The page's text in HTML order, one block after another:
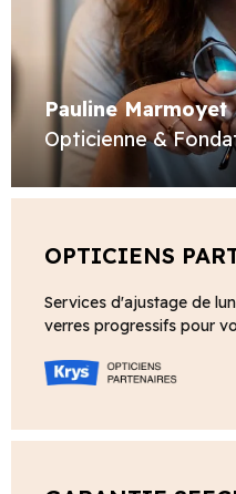
Pauline Marmoyet
Opticienne &
OPTICIENS
Services d'ajustage de
verres progressifs pour